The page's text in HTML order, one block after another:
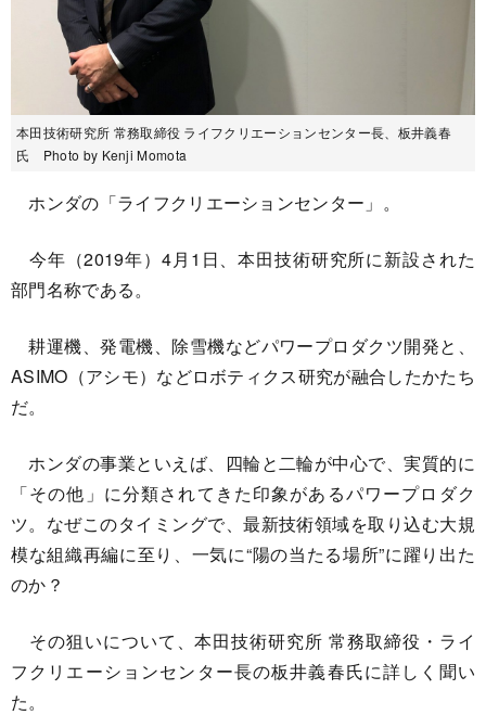
本田技術研究所 常務取締役 ライフクリエーションセンター長、板井義春
氏 Photo by Kenji Momota
ホンダの「ライフクリエーションセンター」。
今年（2019年）4月1日、本田技術研究所に新設された
部門名称である。
耕運機、発電機、除雪機などパワープロダクツ開発と、
ASIMO（アシモ）などロボティクス研究が融合したかたち
だ。
ホンダの事業といえば、四輪と二輪が中心で、実質的に
「その他」に分類されてきた印象があるパワープロダク
ツ。なぜこのタイミングで、最新技術領域を取り込む大規
模な組織再編に至り、一気に“陽の当たる場所”に躍り出た
のか？
その狙いについて、本田技術研究所 常務取締役・ライ
フクリエーションセンター長の板井義春氏に詳しく聞い
た。